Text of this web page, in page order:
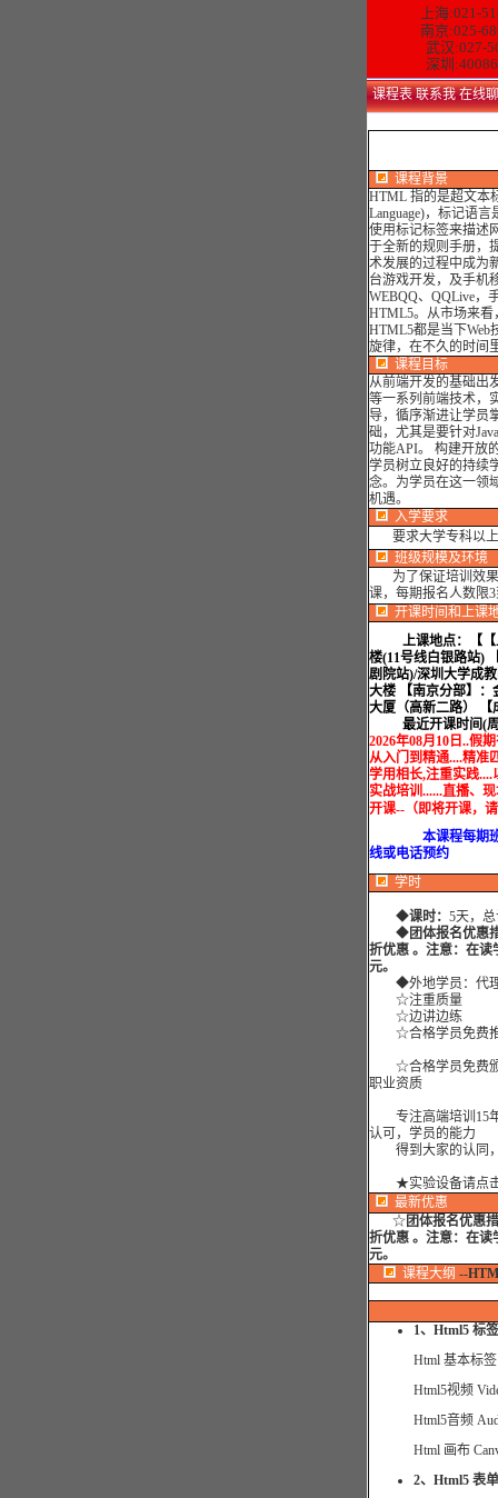
上海:021-
南京:025-
武汉:027-
深圳
课程表 联系我 在线聊
课程背景
HTML 指的是超文本
Language)，标记语
使用标记标签来描述
于全新的规则手册，
术发展的过程中成为
台游戏开发，及手机
WEBQQ、QQLive，
HTML5。从市场来看
HTML5都是当下Web
旋律，在不久的时间
课程目标
从前端开发的基础出
等一系列前端技术，
导，循序渐进让学员
础，尤其是要针对
功能API。 构建开放
学员树立良好的持续
念。为学员在这一领
机遇。
入学要求
要求大学专科以
班级规模及环境
为了保证培训效果
课，每期报名人数限
开课时间和上课
上课地点：
【
楼(11号线白银路站)
剧院站)/深圳大学成
大楼 【南京分部】：
大厦（高新二路） 【
最近开课时间(
2026年08月10日..假
从入门到精通....精准
学用相长,注重实践....
实战培训......直播、
开课--（即将开课，
本课程每期班限
线或电话预约
学时
◆课时： 5天，
◆团体报名优惠
折优惠 。注意：在读
元。
◆外地学员：代理
☆注重质量
☆边讲边练
☆合格学员免费
☆合格学员免费颁
职业资质
专注高端培训15年
认可，学员的能力
得到大家的认同，
★实验设备请点
最新优惠
☆ 团体报名优惠
折优惠 。注意：在读
元。
课程大纲 --
1、Html5 标
Html 基本标签
Html5视频
Html5音频
Html 画布
2、Html5 表